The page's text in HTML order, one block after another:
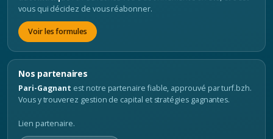
vous qui décidez de vous réabonner.
Voir les formules
Nos partenaires
Pari-Gagnant est notre partenaire fiable, approuvé par turf.bzh.
Vous y trouverez gestion de capital et stratégies gagnantes.
Lien partenaire.